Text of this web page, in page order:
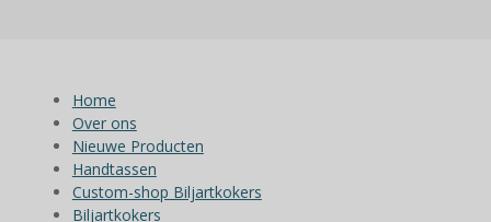
Home
Over ons
Nieuwe Producten
Handtassen
Custom-shop Biljartkokers
Biljartkokers